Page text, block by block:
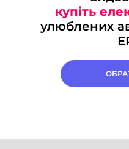
купіть
улюблених